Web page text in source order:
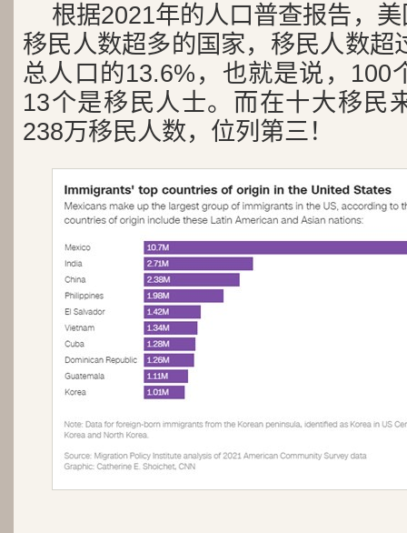
根据2021年的人口普查报告，
移民人数超多的国家，移民人数超
总人口的13.6%，也就是说，100
13个是移民人士。而在十大移民
238万移民人数，位列第三！